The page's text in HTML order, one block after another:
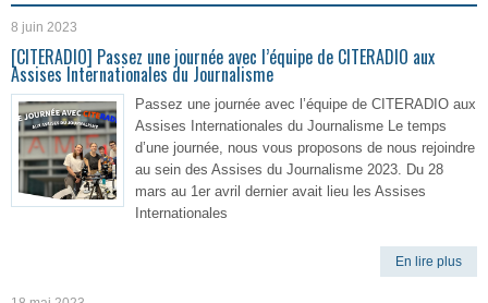
8 juin 2023
[CITERADIO] Passez une journée avec l’équipe de CITERADIO aux
Assises Internationales du Journalisme
Passez une journée avec l’équipe de CITERADIO aux
Assises Internationales du Journalisme Le temps
d’une journée, nous vous proposons de nous rejoindre
au sein des Assises du Journalisme 2023. Du 28
mars au 1er avril dernier avait lieu les Assises
Internationales
En lire plus